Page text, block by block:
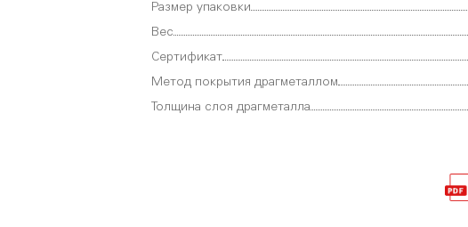
Размер упаковки
Вес
Сертификат
Метод покрытия драгметаллом
Толщина слоя драгметалла